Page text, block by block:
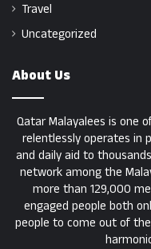
Travel
Uncategorized
About Us
Qatar Malayalees is one
relentlessly operates in
and daily aid to
network among the
more than 129,000
engaged people both
people to come out of